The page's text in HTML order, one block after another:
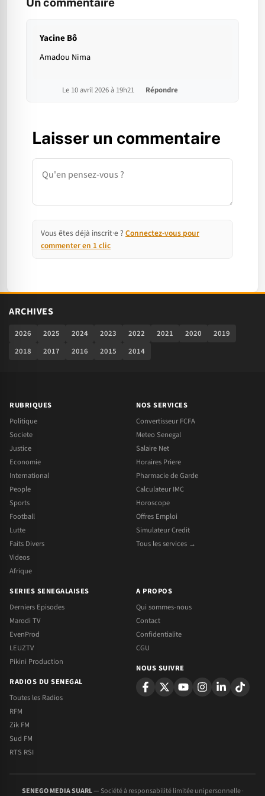
Yacine Bô
Amadou Nima
Le 10 avril 2026 à 19h21 Répondre
Laisser un commentaire
Commentaire
Vous êtes déjà inscrit·e ? Connectez-vous pour
commenter en 1 clic
ARCHIVES
2026 2025 2024 2023 2022 2021 2020
2019
2018
2017 2016 2015 2014
RUBRIQUES
Politique
Societe
Justice
Economie
International
People
Sports
Football
Lutte
Faits Divers
Videos
Afrique
NOS SERVICES
Convertisseur FCFA
Meteo Senegal
Salaire Net
Horaires Priere
Pharmacie de Garde
Calculateur IMC
Horoscope
Offres Emploi
Simulateur Credit
Tous les services →
SERIES SENEGALAISES
Derniers Episodes
Marodi TV
EvenProd
LEUZTV
Pikini Production
RADIOS DU SENEGAL
Toutes les Radios
RFM
Zik FM
Sud FM
RTS RSI
A PROPOS
Qui sommes-nous
Contact
Confidentialite
CGU
NOUS SUIVRE
SENEGO MEDIA SUARL— Société à responsabilité limitée unipersonnelle ·